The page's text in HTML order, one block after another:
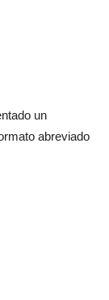
un
abreviado